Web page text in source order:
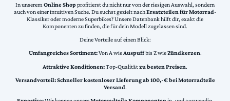
In unserem Online Shopprofitierst du nicht nur von der riesigen Auswahl, sondern
auch von einer intuitiven Suche. Du suchst gezielt nachErsatzteilen für Motorrad-
Klassiker oder moderne Superbikes? Unsere Datenbank hilft dir, exakt die
Komponenten zu finden, die für dein Modell zugelassen sind.
Deine Vorteile auf einen Blick:
Umfangreiches Sortiment:Von A wieAuspuffbis Z wieZündkerzen.
Attraktive Konditionen:Top-Qualitätzu besten Preisen.
Versandvorteil:Schneller kostenloser Lieferung ab 100,-€ bei Motorradteile
Versand.